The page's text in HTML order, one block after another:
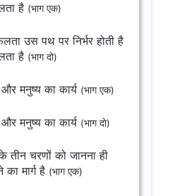
है (भाग एक)
उस पथ पर निर्भर होती है
है (भाग दो)
मनुष्य का कार्य (भाग एक)
मनुष्य का कार्य (भाग दो)
तीन चरणों को जानना ही
मार्ग है (भाग एक)